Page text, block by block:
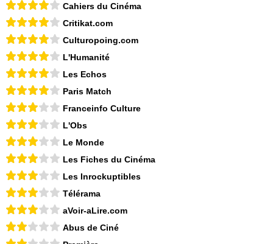
Cahiers du Cinéma
Critikat.com
Culturopoing.com
L'Humanité
Les Echos
Paris Match
Franceinfo Culture
L'Obs
Le Monde
Les Fiches du Cinéma
Les Inrockuptibles
Télérama
aVoir-aLire.com
Abus de Ciné